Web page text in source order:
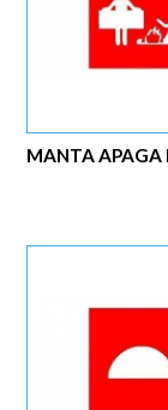
MANTA APAGA